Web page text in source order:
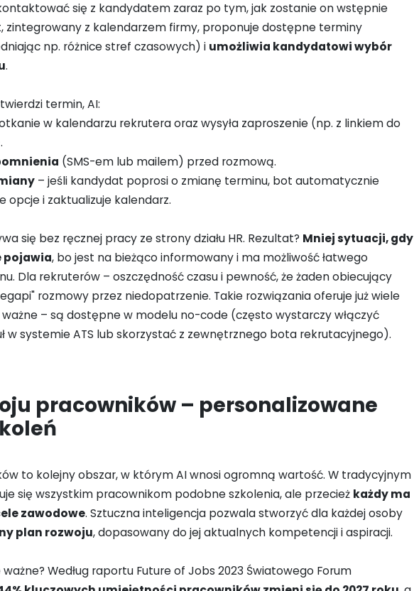
się z kandydatem zaraz po tym, jak zostanie on wstępnie
zintegrowany z kalendarzem firmy, proponuje dostępne terminy
np. różnice stref czasowych) i umożliwia kandydatowi wybór
.
termin, AI:
w kalendarzu rekrutera oraz wysyła zaproszenie (np. z linkiem do
(SMS-em lub mailem) przed rozmową.
– jeśli kandydat poprosi o zmianę terminu, bot automatycznie
opcje i zaktualizuje kalendarz.
się bez ręcznej pracy ze strony działu HR. Rezultat? Mniej sytuacji, gdy
pojawia, bo jest na bieżąco informowany i ma możliwość łatwego
Dla rekruterów – oszczędność czasu i pewność, że żaden obiecujący
rozmowy przez niedopatrzenie. Takie rozwiązania oferuje już wiele
– są dostępne w modelu no-code (często wystarczy włączyć
w systemie ATS lub skorzystać z zewnętrznego bota rekrutacyjnego).
pracowników – personalizowane
to kolejny obszar, w którym AI wnosi ogromną wartość. W tradycyjnym
się wszystkim pracownikom podobne szkolenia, ale przecież każdy ma
zawodowe. Sztuczna inteligencja pozwala stworzyć dla każdej osoby
plan rozwoju, dopasowany do jej aktualnych kompetencji i aspiracji.
Według raportu Future of Jobs 2023 Światowego Forum